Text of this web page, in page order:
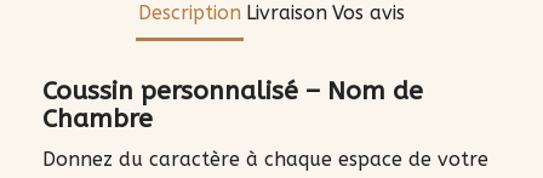
Description Livraison Vos avis
Coussin personnalisé – Nom de
Chambre
Donnez du caractère à chaque espace de votre